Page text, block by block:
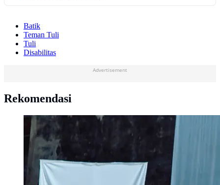
Batik
Teman Tuli
Tuli
Disabilitas
Advertisement
Rekomendasi